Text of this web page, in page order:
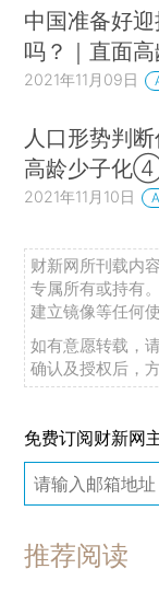
中国准备好迎
吗？｜直面
2021年11月09日
人口形势判
高龄少子化
2021年11月10日
财新网所刊载内
专属所有或持有
建立镜像等任何使
如有意愿转载，
确认及授权后，
免费订阅财新网
推荐阅读